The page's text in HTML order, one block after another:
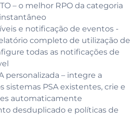
– o melhor RPO da categoria
e notificação de eventos -
completo de utilização de
todas as notificações de
personalizada – integre a
sistemas PSA existentes, crie e
automaticamente
desduplicado e políticas de